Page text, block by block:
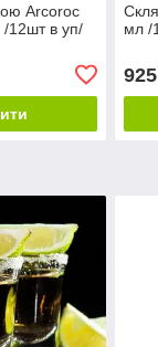
Arcoroc
12шт в уп/
мл /
925